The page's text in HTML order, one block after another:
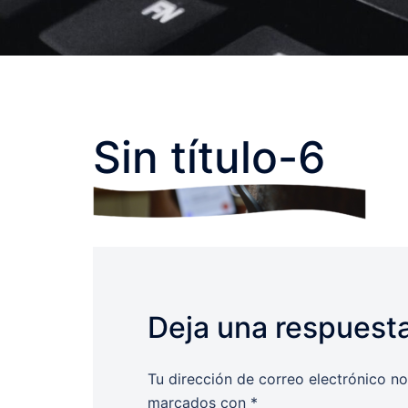
Sin título-6
Deja una
Tu dirección de correo electrónico
marcados con *